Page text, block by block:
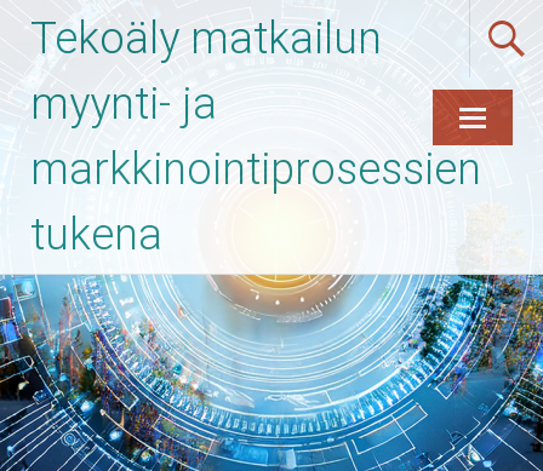
Tekoäly matkailun
myynti- ja
markkinointiprosessien
tukena
Skip
to